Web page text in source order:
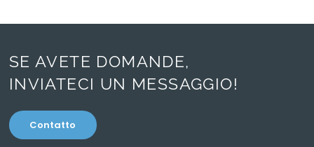
SE AVETE DOMANDE,
INVIATECI UN MESSAGGIO!
Contatto